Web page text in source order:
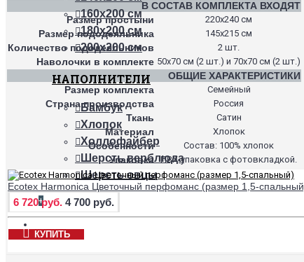
160х200 см
180х200 см
200х200 см
НАПОЛНИТЕЛИ
Бамбук
Хлопок
Холлофайбер
Шерсть верблюда
Шерсть овцы
+
В СОСТАВ КОМПЛЕКТА ВХОДЯТ
Размер простыни
220х240 см
Размер пододеяльника 145х215 см
Количество пододеяльников 2 шт.
Наволочки в комплекте 50х70 см (2 шт.) и 70х70 см (2 шт.)
ОБЩИЕ ХАРАКТЕРИСТИКИ
Размер комплекта
Семейный
Страна производства Россия
Ткань Сатин
Материал Хлопок
Особенности Состав: 100% хлопок
Упаковка ПВХ-упаковка с фотовкладкой.
Ecotex Harmonica Цветочный перфоманс (размер 1,5-
6 720 руб. 4 700 руб.
КУПИТЬ